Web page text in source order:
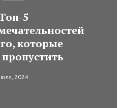
5
которые
2024